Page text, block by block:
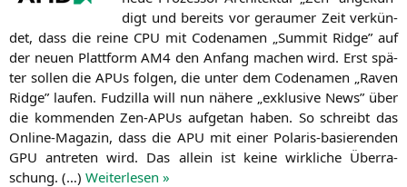
digt und bereits vor gerau­mer Zeit ver­kün­
det, dass die rei­ne CPU mit Code­na­men „Sum­mit Ridge” auf
der neu­en Platt­formAM4 den Anfang machen wird. Erst spä­
ter sol­len die APUs fol­gen, die unter dem Code­na­men „Raven
Ridge” lau­fen. Fud­zil­la will nun nähe­re „exklu­si­ve News” über
die kom­men­den Zen-APUs auf­ge­tan haben. So schreibt das
Online-Maga­zin, dass die APU mit einer Pola­ris-basie­ren­den
GPU antre­ten wird. Das allein ist kei­ne wirk­li­che Über­ra­
schung. (…) Wei­ter­le­sen »